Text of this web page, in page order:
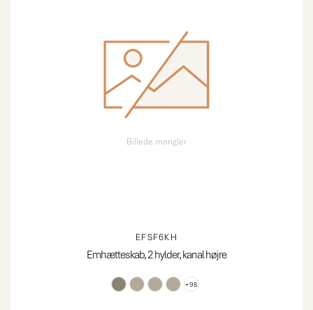
Billede mangler
EFSF6KH
Emhætteskab, 2 hylder, kanal højre
+98